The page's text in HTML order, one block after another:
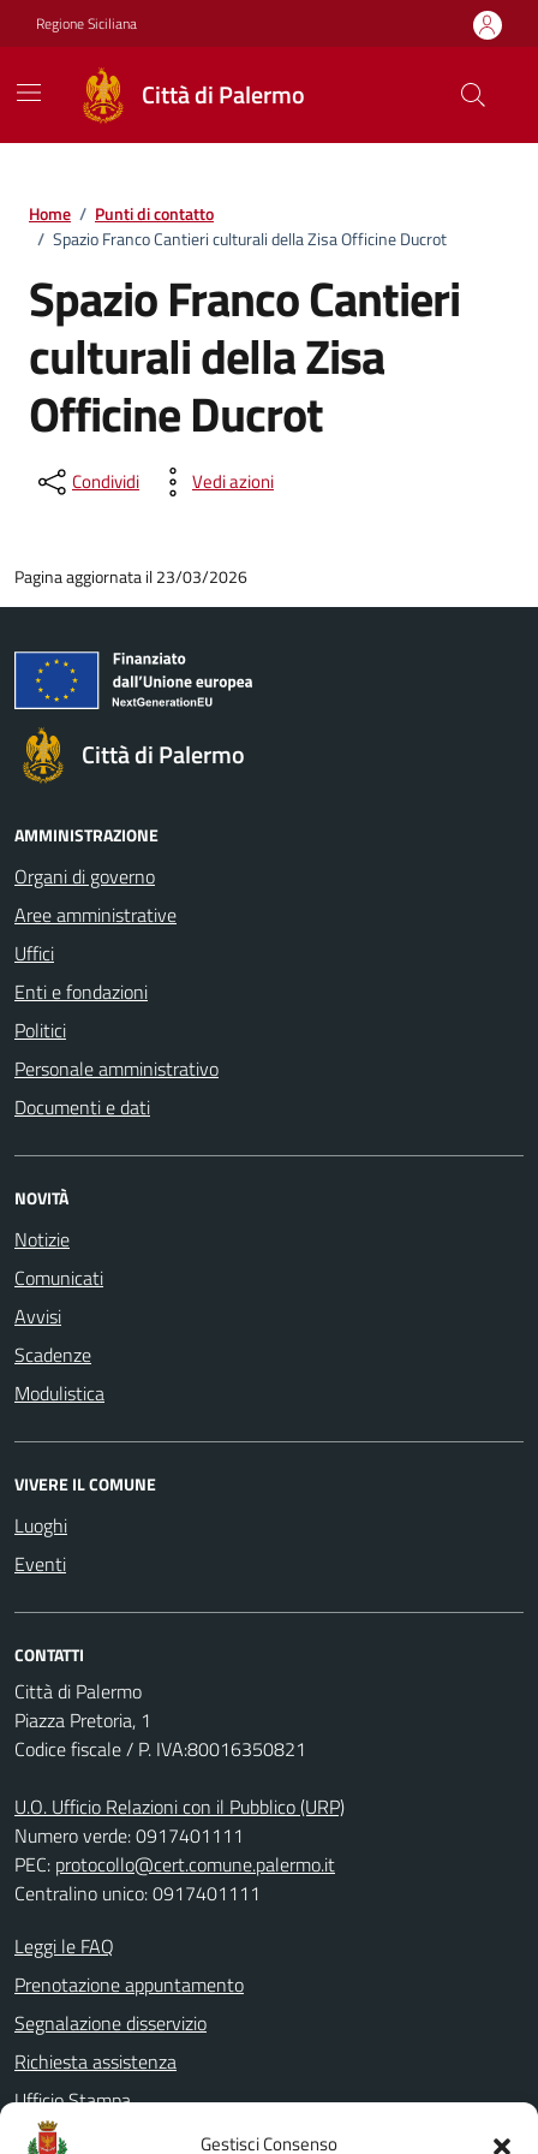
Gestisci Consenso
Vai ai contenuti
Vai al footer
Regione Siciliana
Città di Palermo
Home / Punti di contatto
/ Spazio Franco Cantieri culturali della Zisa Officine Ducrot
Spazio Franco Cantieri
culturali della Zisa
Officine Ducrot
Condividi Vedi azioni
Pagina aggiornata il 23/03/2026
Città di Palermo
AMMINISTRAZIONE
Organi di governo
Aree amministrative
Uffici
Enti e fondazioni
Politici
Personale amministrativo
Documenti e dati
NOVITÀ
Notizie
Comunicati
Avvisi
Scadenze
Modulistica
VIVERE IL COMUNE
Luoghi
Eventi
CONTATTI
Città di Palermo
Piazza Pretoria, 1
Codice fiscale / P. IVA:80016350821
U.O. Ufficio Relazioni con il Pubblico (URP)
Numero verde: 0917401111
PEC: protocollo@cert.comune.palermo.it
Centralino unico: 0917401111
Leggi le FAQ
Prenotazione appuntamento
Segnalazione disservizio
Richiesta assistenza
Ufficio Stampa
Amministrazione Trasparente